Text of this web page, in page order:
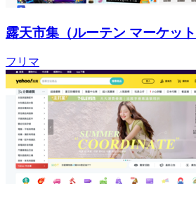
露天市集（ルーテン マーケット
フリマ